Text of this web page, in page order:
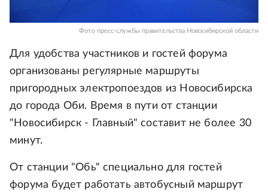
Фото пресс-службы правительства Новосибирской области
Для удобства участников и гостей форума
организованы регулярные маршруты
пригородных электропоездов из Новосибирска
до города Оби. Время в пути от станции
"Новосибирск - Главный" составит не более 30
минут.
От станции "Обь" специально для гостей
форума будет работать автобусный маршрут